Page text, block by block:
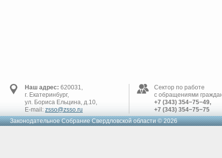
Наш адрес: 620031,
г. Екатеринбург,
ул. Бориса Ельцина, д.10,
E-mail: zsso@zsso.ru
Сектор по работе
с обращениями
+7 (343) 354−75−49,
+7 (343) 354−75−75
Законодательное Cобрание Свердловской области © 2026